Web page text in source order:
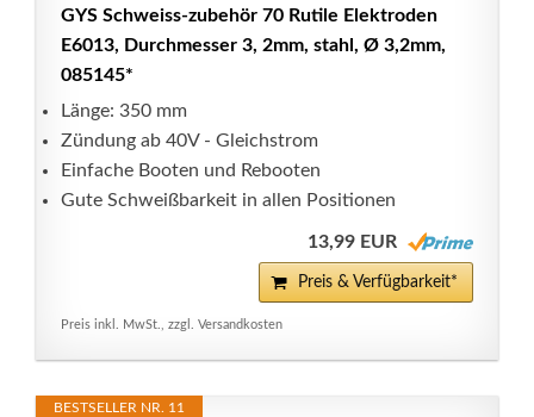
GYS Schweiss-zubehör 70 Rutile Elektroden
E6013, Durchmesser 3, 2mm, stahl, Ø 3,2mm,
085145*
Länge: 350 mm
Zündung ab 40V - Gleichstrom
Einfache Booten und Rebooten
Gute Schweißbarkeit in allen Positionen
13,99 EUR
Preis & Verfügbarkeit*
Preis inkl. MwSt., zzgl. Versandkosten
BESTSELLER NR. 11